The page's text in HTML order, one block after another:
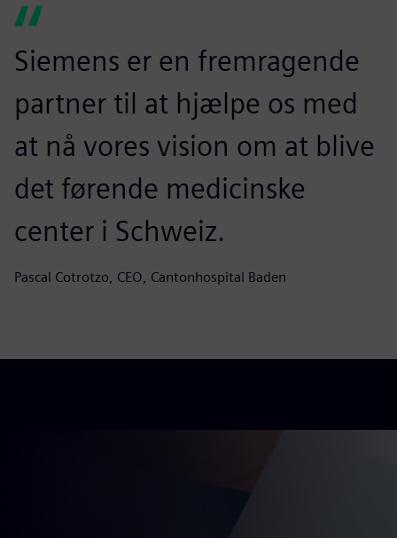
Siemens er en fremragende
partner til at hjælpe os med
at nå vores vision om at blive
det førende medicinske
center i Schweiz.
Pascal Cotrotzo, CEO, Cantonhospital Baden